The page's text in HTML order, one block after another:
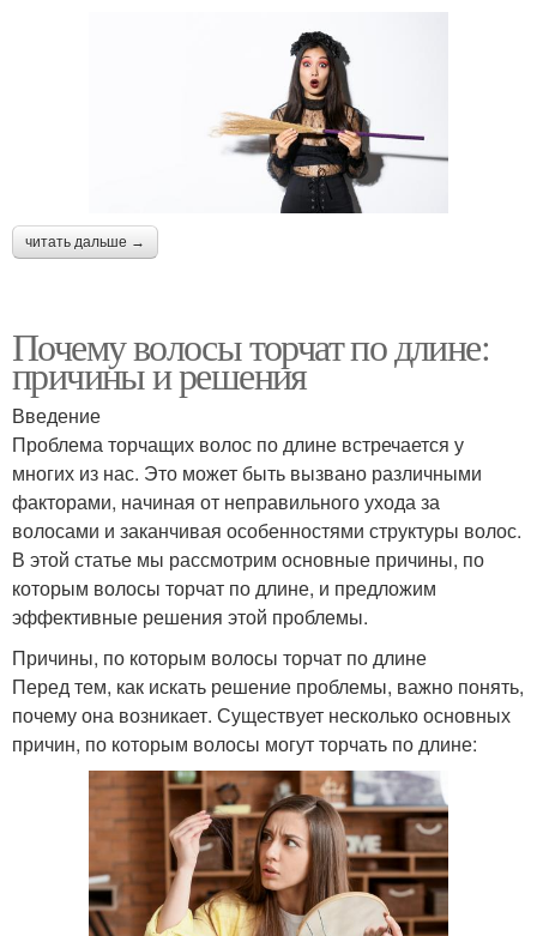
читать дальше →
Почему волосы торчат по длине:
причины и решения
Введение
Проблема торчащих волос по длине встречается у
многих из нас. Это может быть вызвано различными
факторами, начиная от неправильного ухода за
волосами и заканчивая особенностями структуры волос.
В этой статье мы рассмотрим основные причины, по
которым волосы торчат по длине, и предложим
эффективные решения этой проблемы.
Причины, по которым волосы торчат по длине
Перед тем, как искать решение проблемы, важно понять,
почему она возникает. Существует несколько основных
причин, по которым волосы могут торчать по длине: